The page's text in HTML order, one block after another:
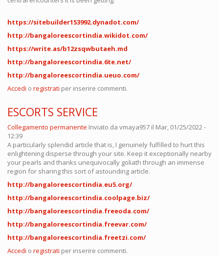
https://sitebuilder153992.dynadot.com/
http://bangaloreescortindia.wikidot.com/
https://write.as/b12zsqwbutaeh.md
http://bangaloreescortindia.6te.net/
http://bangaloreescortindia.ueuo.com/
Accedi o registrati per inserire commenti.
ESCORTS SERVICE
Collegamento permanente Inviato da vmaya957 il Mar, 01/25/2022 -
12:39
A particularly splendid article that is, I genuinely fulfilled to hurt this
enlightening disperse through your site. Keep it exceptionally nearby
your pearls and thanks unequivocally goliath through an immense
region for sharing this sort of astounding article.
http://bangaloreescortindia.eu5.org/
http://bangaloreescortindia.coolpage.biz/
http://bangaloreescortindia.freeoda.com/
http://bangaloreescortindia.freevar.com/
http://bangaloreescortindia.freetzi.com/
Accedi o registrati per inserire commenti.